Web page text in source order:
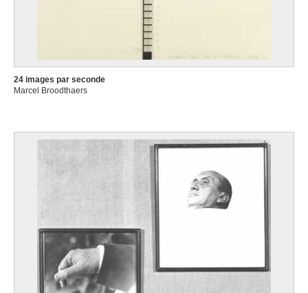
24 images par seconde
Marcel Broodthaers